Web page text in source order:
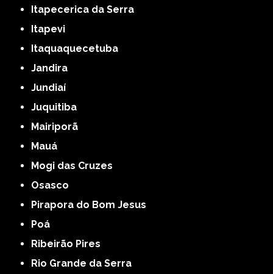
Itapecerica da Serra
Itapevi
Itaquaquecetuba
Jandira
Jundiaí
Juquitiba
Mairiporã
Mauá
Mogi das Cruzes
Osasco
Pirapora do Bom Jesus
Poá
Ribeirão Pires
Rio Grande da Serra